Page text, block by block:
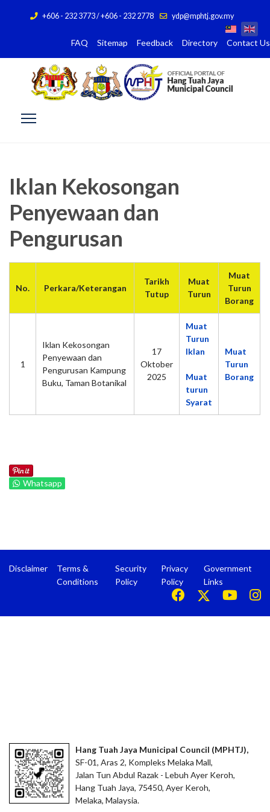
+606 - 232 3773 / +606 - 232 2778 ydp@mphtj.gov.my
FAQ Sitemap Feedback Directory Contact Us
Iklan Kekosongan
Penyewaan dan
Pengurusan
No. Perkara/Keterangan
Tarikh
Tutup
Muat
Turun
Muat
Turun
Borang
1
Iklan Kekosongan
Penyewaan dan
Pengurusan Kampung
Buku, Taman Botanikal
17
Oktober
2025
Muat
Turun
Iklan
Muat
turun
Syarat
Muat
Turun
Borang
Whatsapp
Disclaimer
Terms &
Conditions
Security
Policy
Privacy
Policy
Government
Links
Hang Tuah Jaya Municipal Council (MPHTJ),
SF-01, Aras 2, Kompleks Melaka Mall,
Jalan Tun Abdul Razak - Lebuh Ayer Keroh,
Hang Tuah Jaya, 75450, Ayer Keroh,
Melaka, Malaysia.